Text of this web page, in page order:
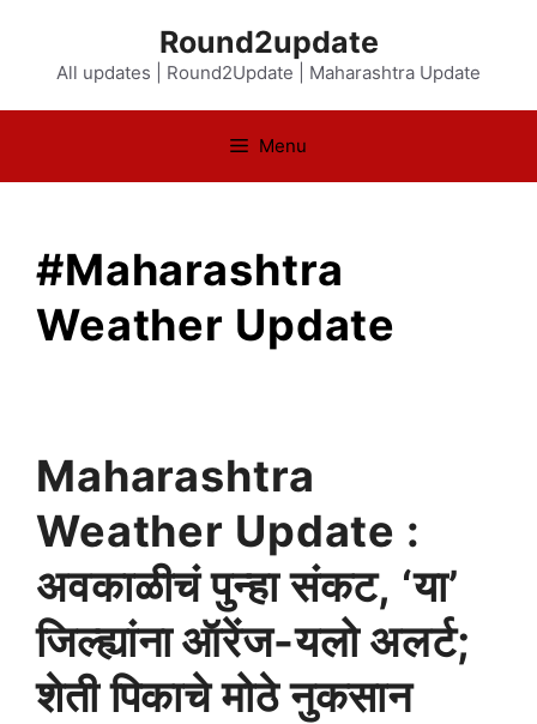
content
Round2update
All updates | Round2Update | Maharashtra Update
Menu
#Maharashtra
Weather Update
Maharashtra
Weather Update :
अवकाळीचं पुन्हा संकट, ‘या’
जिल्ह्यांना ऑरेंज-यलो अलर्ट;
शेती पिकाचे मोठे नुकसान